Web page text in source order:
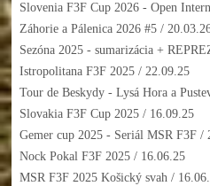
Slovenia F3F Cup 2026 - Open
Záhorie a Pálenica 2026 #5/
Sezóna 2025 - sumarizácia +
Istropolitana F3F 2025/ 22.09.25
Tour de Beskydy - Lysá Hora a
Slovakia F3F Cup 2025/ 16.09.25
Gemer cup 2025 - Seriál MSR F3F/
Nock Pokal F3F 2025/ 16.06.25
MSR F3F 2025 Košický svah/